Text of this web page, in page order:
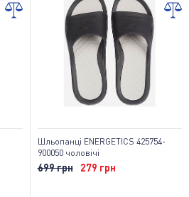
Шльопанці ENERGETICS 425754-
900050 чоловічі
699 грн 279 грн